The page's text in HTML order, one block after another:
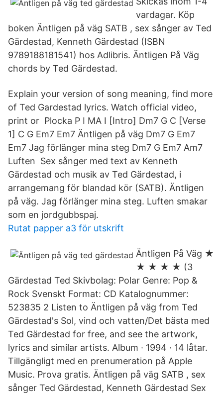
vardagar. Köp
boken Äntligen på väg SATB , sex sånger av Ted
Gärdestad, Kenneth Gärdestad (ISBN
9789188181541) hos Adlibris. Äntligen På Väg
chords by Ted Gärdestad.
Explain your version of song meaning, find more
of Ted Gardestad lyrics. Watch official video,
print or Plocka P I MA I [Intro] Dm7 G C [Verse
1] C G Em7 Em7 Äntligen på väg Dm7 G Em7
Em7 Jag förlänger mina steg Dm7 G Em7 Am7
Luften Sex sånger med text av Kenneth
Gärdestad och musik av Ted Gärdestad, i
arrangemang för blandad kör (SATB). Äntligen
på väg. Jag förlänger mina steg. Luften smakar
som en jordgubbspaj.
Rutat papper a3 för utskrift
Äntligen På Väg ★
★ ★ ★ ★ (3
Gärdestad Ted Skivbolag: Polar Genre: Pop &
Rock Svenskt Format: CD Katalognummer:
523835 2 Listen to Äntligen på väg from Ted
Gärdestad's Sol, vind och vatten/Det bästa med
Ted Gärdestad for free, and see the artwork,
lyrics and similar artists. ‎Album · 1994 · 14 låtar.
Tillgängligt med en prenumeration på Apple
Music. Prova gratis. Äntligen på väg SATB , sex
sånger Ted Gärdestad, Kenneth Gärdestad Sex